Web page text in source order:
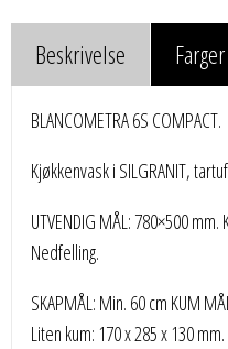
Beskrivelse Farger
BLANCOMETRA 6S COMPACT.
Kjøkkenvask i SILGRANIT,
UTVENDIG MÅL: 780×500
Nedfelling.
SKAPMÅL: Min. 60 cm KUM
Liten kum: 170 x 285 x 130